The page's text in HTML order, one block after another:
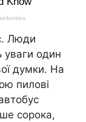
Люди
уваги один
думки. На
пилові
сорока,